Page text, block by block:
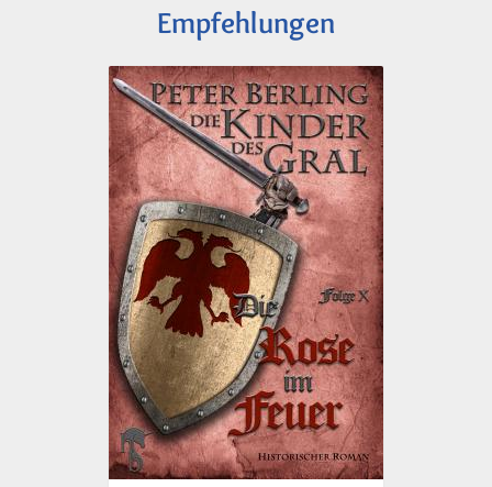
Empfehlungen